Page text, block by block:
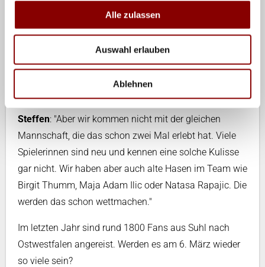
Alle zulassen
Auswahl erlauben
Ablehnen
Inzwischen haben wir uns gut gefangen und sind auf
dem richtigen Weg. Deshalb ist auch gegen Stuttgart
Der VfB Suhl hat aber den Vorteil, schon zwei Mal im
GERRY WEBER STADION gespielt zu haben, während
es für Stuttgart eine Premiere ist.
Steffen: "Aber wir kommen nicht mit der gleichen
Mannschaft, die das schon zwei Mal erlebt hat. Viele
Spielerinnen sind neu und kennen eine solche Kulisse
gar nicht. Wir haben aber auch alte Hasen im Team wie
Birgit Thumm, Maja Adam Ilic oder Natasa Rapajic. Die
werden das schon wettmachen."
Im letzten Jahr sind rund 1800 Fans aus Suhl nach
Ostwestfalen angereist. Werden es am 6. März wieder
so viele sein?